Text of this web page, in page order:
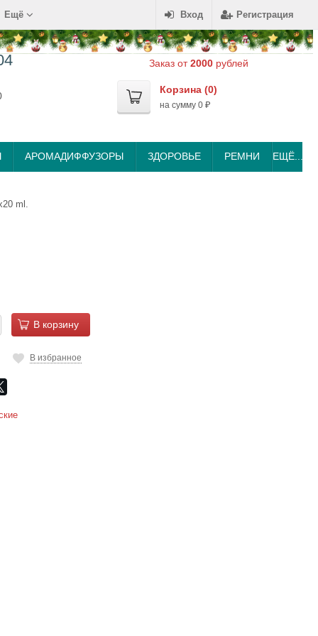
Вход Регистрация
Ещё
Заказ от2000 рублей
Корзина (0)
на сумму 0 ₽
АРОМАДИФФУЗОРЫ ЗДОРОВЬЕ РЕМНИ ЕЩЁ...
ml.
В корзину
В избранное